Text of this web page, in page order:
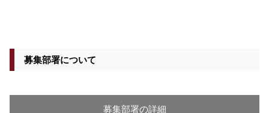
募集部署について
募集部署の詳細